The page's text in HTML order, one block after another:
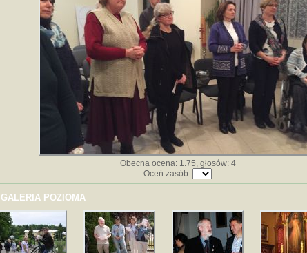
Obecna ocena: 1.75, głosów: 4
Oceń zasób:
GALERIA POZIOMA